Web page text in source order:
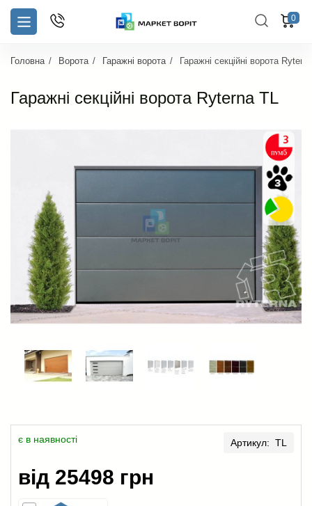
0
Головна Ворота Гаражні ворота Гаражні секційні ворота
Гаражні секційні ворота Ryterna TL
є в наявності Артикул: TL
від 25498 грн